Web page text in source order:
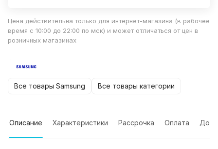
Цена действительна только для интернет-магазина (в рабочее
время с 10:00 до 22:00 по мск) и может отличаться от цен в
розничных магазинах
Все товары Samsung Все товары категории
Описание Характеристики Рассрочка Оплата